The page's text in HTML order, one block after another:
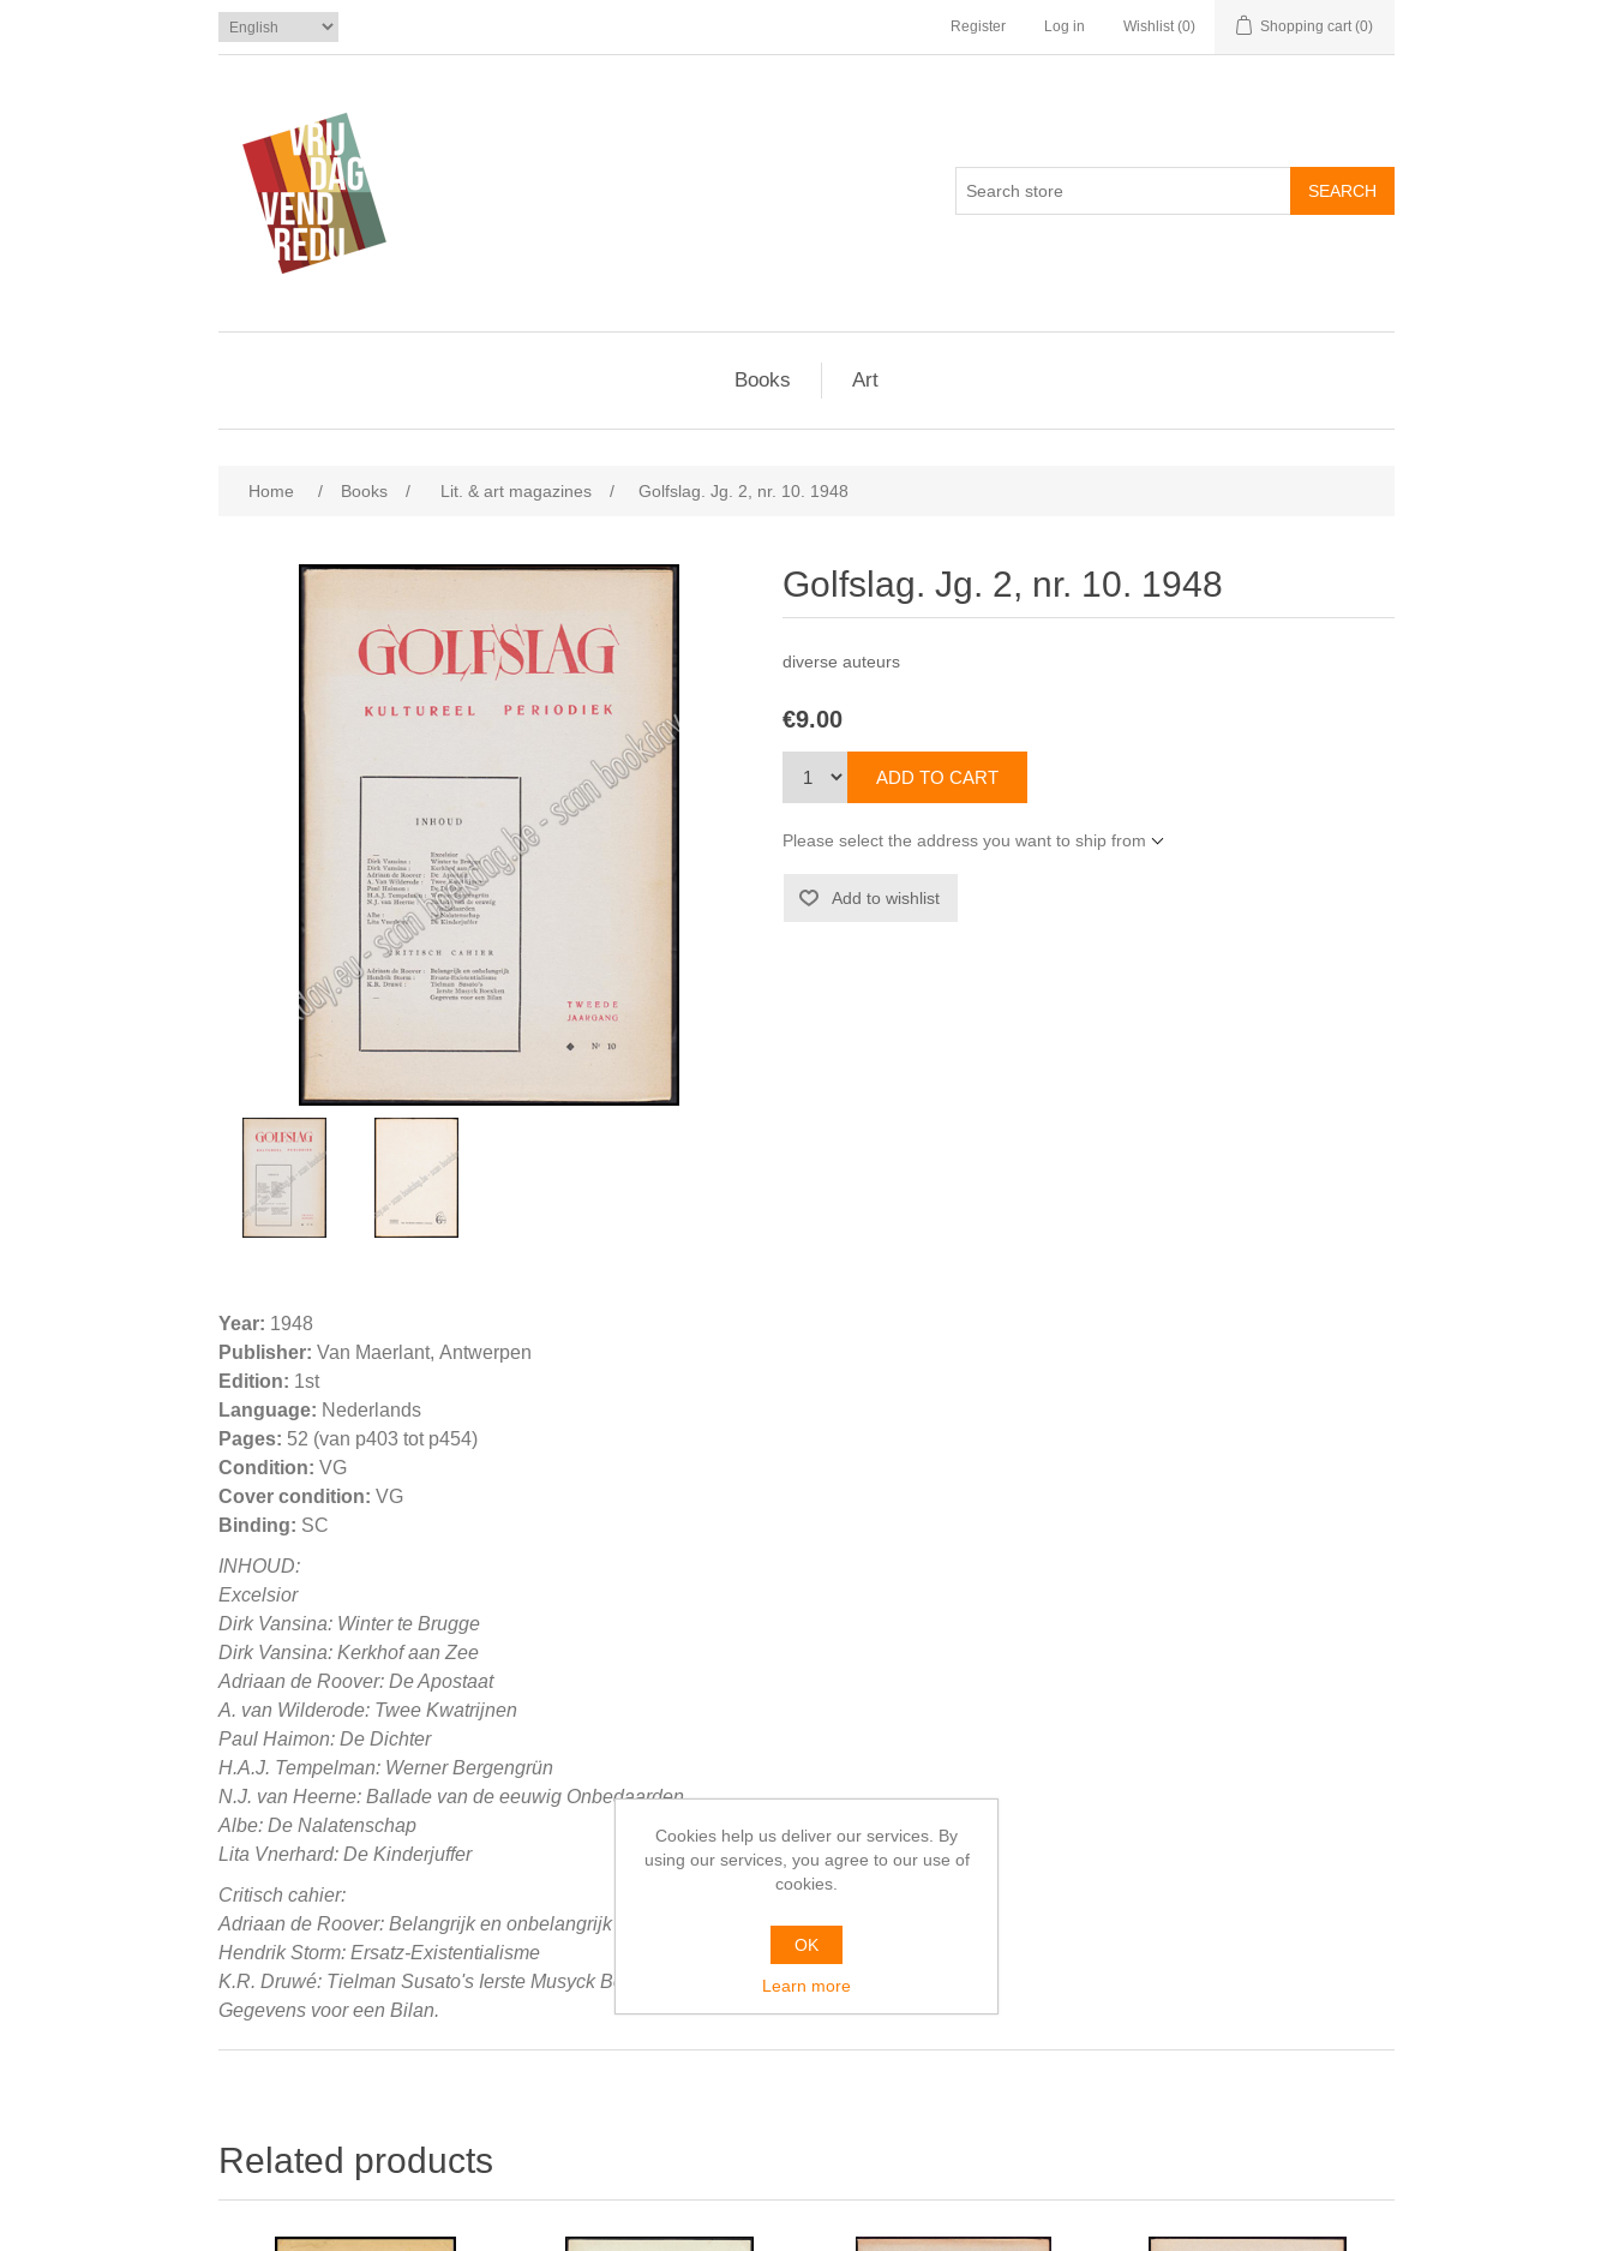
Register Log in Wishlist (0) Shopping cart (0)
Books Art
Home / Books / Lit. & art magazines / Golfslag. Jg. 2, nr. 10. 1948
Golfslag. Jg. 2, nr. 10. 1948
diverse auteurs
€9.00
Please select the address you want to ship from
Year: 1948
Publisher: Van Maerlant, Antwerpen
Edition: 1st
Language: Nederlands
Pages: 52 (van p403 tot p454)
Condition: VG
Cover condition: VG
Binding: SC
INHOUD:
Excelsior
Dirk Vansina: Winter te Brugge
Dirk Vansina: Kerkhof aan Zee
Adriaan de Roover: De Apostaat
A. van Wilderode: Twee Kwatrijnen
Paul Haimon: De Dichter
H.A.J. Tempelman: Werner Bergengrün
N.J. van Heerne: Ballade van de eeuwig Onbedaarden
Albe: De Nalatenschap
Lita Vnerhard: De Kinderjuffer
Critisch cahier:
Adriaan de Roover: Belangrijk en onbelangrijk
Hendrik Storm: Ersatz-Existentialisme
K.R. Druwé: Tielman Susato's Ierste Musyck Boexken
Gegevens voor een Bilan.
Related products
Cookies help us deliver our services. By
using our services, you agree to our use of
cookies.
OK
Learn more